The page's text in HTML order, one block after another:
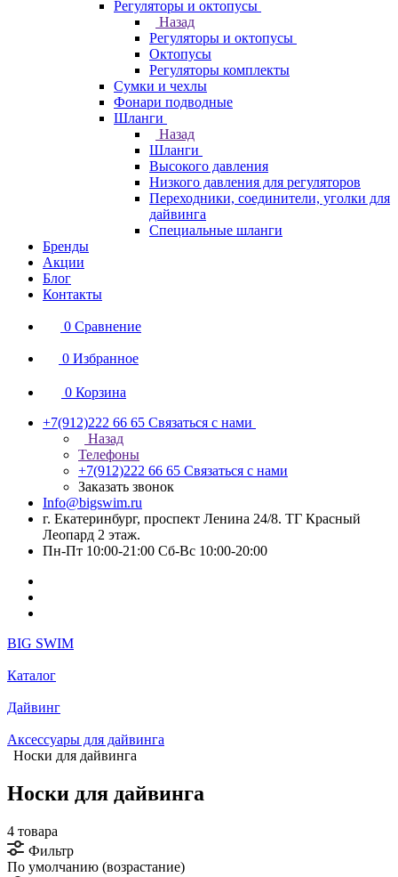
Регуляторы и октопусы
Назад
Регуляторы и октопусы
Октопусы
Регуляторы комплекты
Сумки и чехлы
Фонари подводные
Шланги
Назад
Шланги
Высокого давления
Низкого давления для регуляторов
Переходники, соединители, уголки для
дайвинга
Специальные шланги
Бренды
Акции
Блог
Контакты
0 Сравнение
0 Избранное
0 Корзина
+7(912)222 66 65 Связаться с нами
Назад
Телефоны
+7(912)222 66 65 Связаться с нами
Заказать звонок
Info@bigswim.ru
г. Екатеринбург, проспект Ленина 24/8. ТГ Красный
Леопард 2 этаж.
Пн-Пт 10:00-21:00 Сб-Вс 10:00-20:00
BIG SWIM
Каталог
Дайвинг
Аксессуары для дайвинга
Носки для дайвинга
Носки для дайвинга
4 товара
Фильтр
По умолчанию (возрастание)